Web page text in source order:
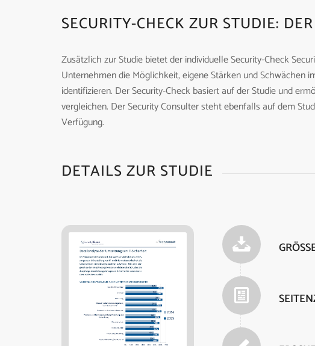
SECURITY-CHECK ZUR STUDIE:
Zusätzlich zur Studie bietet der individuelle Security-Check
Unternehmen die Möglichkeit, eigene Stärken und Schwächen
identifizieren. Der Security-Check basiert auf der Studie und
vergleichen. Der Security Consulter steht ebenfalls auf dem
Verfügung.
DETAILS ZUR STUDIE